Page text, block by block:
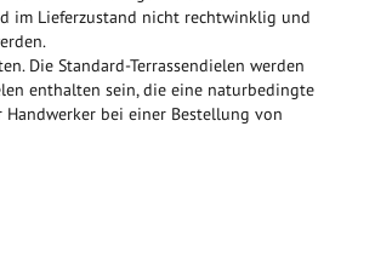
im Lieferzustand nicht rechtwinklig und
Die Standard-Terrassendielen werden
enthalten sein, die eine naturbedingte
bei einer Bestellung von